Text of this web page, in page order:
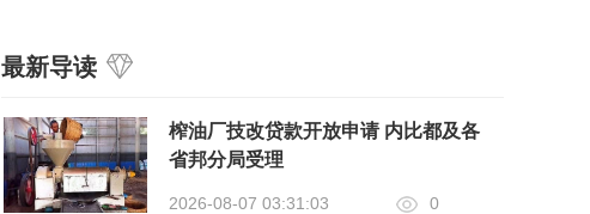
最新导读
榨油厂技改贷款开放申请 内比都及各
省邦分局受理
2026-08-07 03:31:03 0